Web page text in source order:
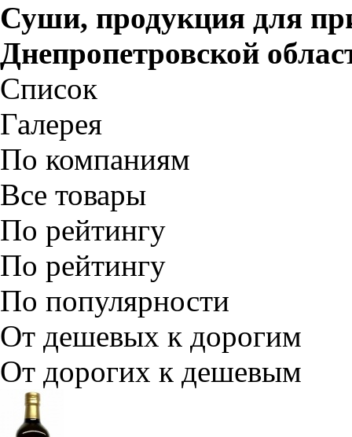
Суши, продукция для
Днепропетровской
Список
Галерея
По компаниям
Все товары
По рейтингу
По рейтингу
По популярности
От дешевых к дорогим
От дорогих к дешевым